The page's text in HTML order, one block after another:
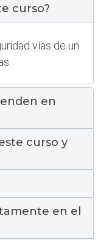
curso?
vías de un
en
curso y
en el